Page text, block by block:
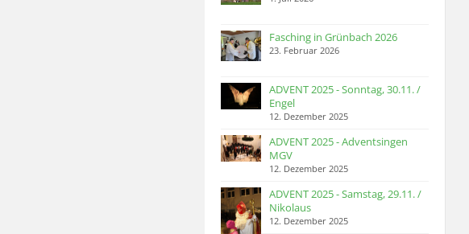
Fasching in Grünbach 2026
23. Februar 2026
ADVENT 2025 - Sonntag, 30.11. /
Engel
12. Dezember 2025
ADVENT 2025 - Adventsingen
MGV
12. Dezember 2025
ADVENT 2025 - Samstag, 29.11. /
Nikolaus
12. Dezember 2025